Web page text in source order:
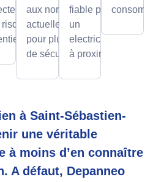
risque
aux normes
actuelles
pour plus
de sécurité.
fiable par
un
electricien
à proximité
à Saint-Sébastien-
une véritable
à moins d’en connaître
A défaut, Depanneo